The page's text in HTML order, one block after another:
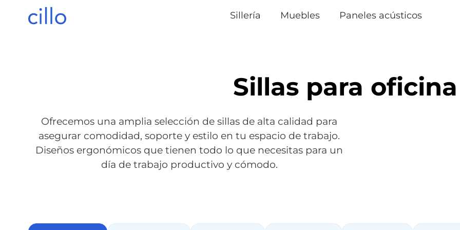
Sillería Muebles Paneles acústicos
Sillas para oficina
Ofrecemos una amplia selección de sillas de alta calidad para
asegurar comodidad, soporte y estilo en tu espacio de trabajo.
Diseños ergonómicos que tienen todo lo que necesitas para un
día de trabajo productivo y cómodo.